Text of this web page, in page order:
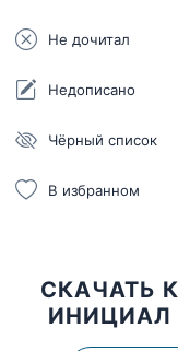
Не дочитал
Недописано
Чёрный список
В избранном
СКАЧАТЬ
ИНИЦИАЛ